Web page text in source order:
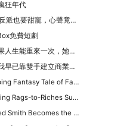
狂年代
寵，心聲竟然全被聽到！
免費短劇
一件事：把孩子牢牢護在身後
已靠雙手建立商業帝國
Divinity and Mortal Redemption
to-Riches Survival Tale
the Kingdom’s Last Hope